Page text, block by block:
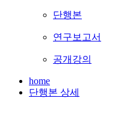
단행본
연구보고서
공개강의
home
단행본 상세